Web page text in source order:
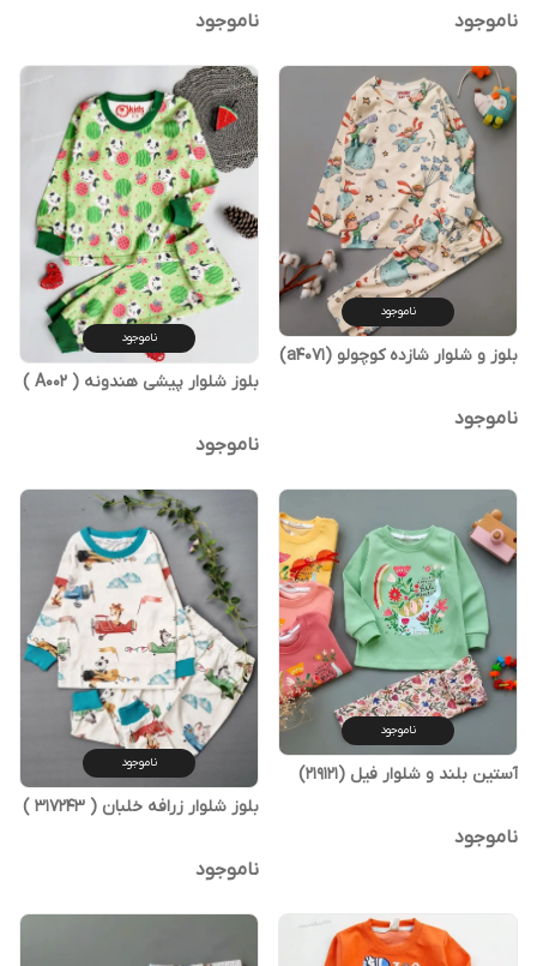
ناموجود ناموجود
ناموجود
بلوز و شلوار شازده کوچولو (a4071)
ناموجود
ناموجود
بلوز شلوار پیشی هندونه ( A002 )
ناموجود
ناموجود
آستین بلند و شلوار فیل (219121)
ناموجود
ناموجود
بلوز شلوار زرافه خلبان ( 317243 )
ناموجود